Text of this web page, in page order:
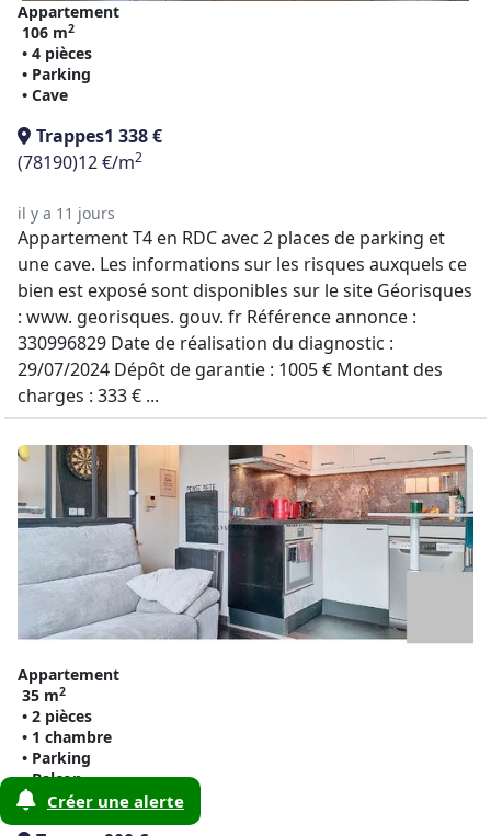
Appartement
106 m2
• 4 pièces
• Parking
• Cave
Trappes1 338 €
(78190)12 €/m2
il y a 11 jours
Appartement T4 en RDC avec 2 places de parking et
une cave. Les informations sur les risques auxquels ce
bien est exposé sont disponibles sur le site Géorisques
: www. georisques. gouv. fr Référence annonce :
330996829 Date de réalisation du diagnostic :
29/07/2024 Dépôt de garantie : 1005 € Montant des
charges : 333 € ...
Appartement
35 m2
• 2 pièces
• 1 chambre
• Parking
• Balcon
• Meublé
Créer une alerte